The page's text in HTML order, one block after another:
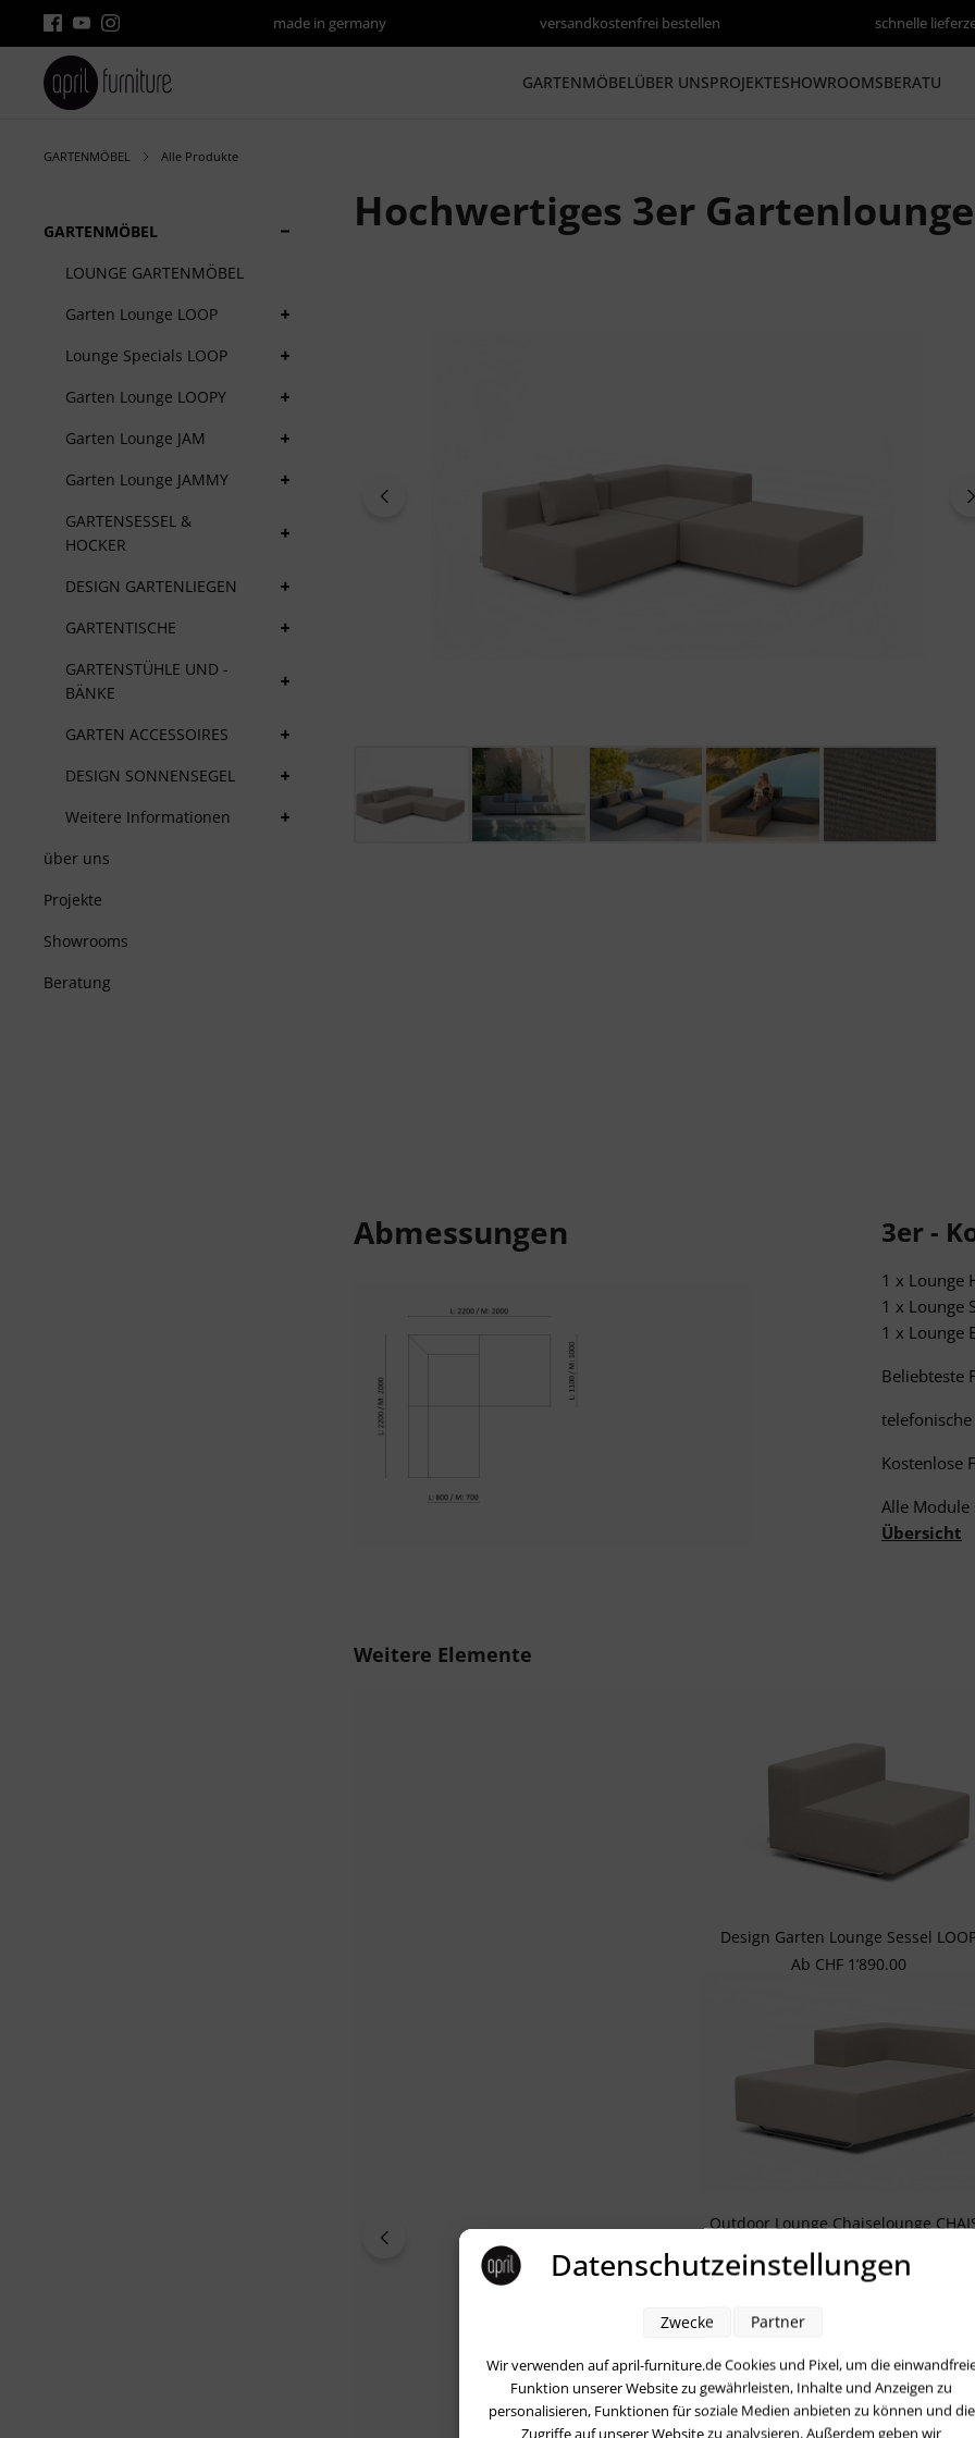
made in germany versandkostenfrei bestellen schnelle
GARTENMÖBELÜBER UNSPROJEKTESHOWROOMSBERATUNG
GARTENMÖBEL Alle Produkte
GARTENMÖBEL
LOUNGE GARTENMÖBEL
Garten Lounge LOOP
+
Lounge Specials LOOP +
Garten Lounge LOOPY +
Garten Lounge JAM +
Garten Lounge JAMMY +
GARTENSESSEL &
HOCKER
DESIGN GARTENLIEGEN +
GARTENTISCHE +
GARTENSTÜHLE UND -
BÄNKE
GARTEN ACCESSOIRES +
DESIGN SONNENSEGEL +
Weitere Informationen +
über uns
Projekte
Showrooms
Beratung
Hochwertiges 3er Gartenlounge
Abmessungen 3er -
1 x Lounge
1 x Lounge
1 x Lounge
Beliebteste
Kostenlose
Alle
Übersicht
Produktgalerie überspringen
Weitere Elemente
Design Garten Lounge Sessel
Regulärer Preis:
Ab CHF 1’890.00
Outdoor Lounge Chaiselounge
Regulärer Preis:
Ab CHF 2’520.00
Datenschutzeinstellungen
Wir verwenden auf april-furniture.de Cookies und Pixel, um die
Funktion unserer Website zu gewährleisten, Inhalte und Anzeigen zu
personalisieren, Funktionen für soziale Medien anbieten zu können und die
Zugriffe auf unserer Website zu analysieren. Außerdem geben wir
Zwecke Partner